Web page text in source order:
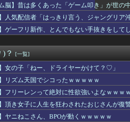
事故 LPガス供給会社「当局の調査に全面的
人いるでしょ？
ンドの歴史の概要【ポーランドボール】
れちゃんのお尻を意味もなく叩いてそうなキ
クはサービスエリア利用有料化すればサボ
長友佑都が東京のJ1開幕戦に来場「みなさ
異例転出へ 官邸幹部「協力的でなかった
守さん、美人すぎるｗ 【Pickup05164708】
67）ちゃんの防災服ｗｗｗｗｗｗｗｗｗｗ
に買うと満足感」集英社オンラインショッ
の身長が10cm違っていたら
和さんの胸がブルンブルン揺れてしまう
ト ワールドダイスター」の初打ち感想 出玉
ム脳】昔は多くあった「ゲーム叩き」が世
】人気配信者「はっきり言う、ジャングリ
】ゲーフリ新作、とんでもない手抜きをして
？ [一覧]
】女の子「ねー、ドライヤーかけて？♡」
】リズム天国でシコったｗｗｗｗｗ
】フリーレンって絶対に性欲強いよなｗｗｗ
】頂き女子に人生を狂わされたおじさんが
ヤニねこさん、BPOが動くｗｗｗｗｗ